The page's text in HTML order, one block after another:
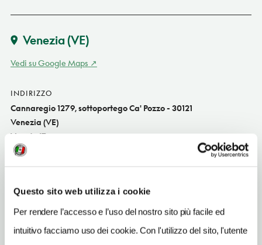
Questo sito web utilizza i cookie
Per rendere l’accesso e l’uso del nostro sito più facile ed
intuitivo facciamo uso dei cookie. Con l'utilizzo del sito, l'utente
Venezia (VE)
Vedi su Google Maps
INDIRIZZO
Cannaregio 1279, sottoportego Ca' Pozzo - 30121
Venezia (VE)
Veneto IT
SITO WEB
INDIRIZZO EMAIL
info@capozzovenice.com
TELEFONO